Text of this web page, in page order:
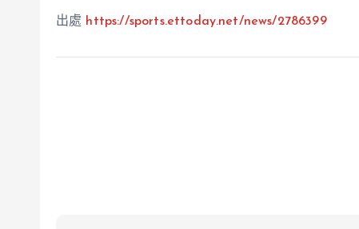
出處 https://sports.ettoday.net/news/2786399